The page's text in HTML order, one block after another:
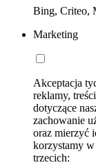
Bing, Criteo,
Marketing
Akceptacja
reklamy,
dotyczące
zachowanie
oraz mierzyć
korzystamy w
trzecich: